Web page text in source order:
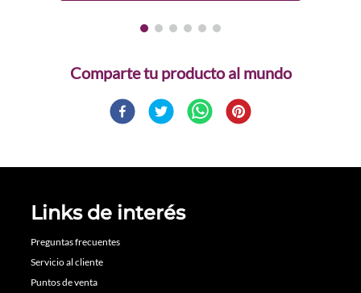
Comparte
Links de interés
Preguntas frecuentes
Servicio al cliente
Puntos de venta